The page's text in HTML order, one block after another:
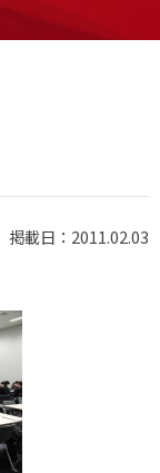
掲載日：2011.02.03